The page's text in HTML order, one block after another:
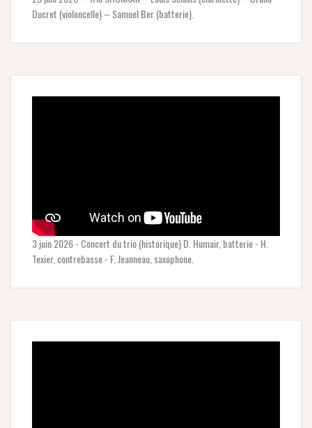
Ducret (violoncelle) – Samuel Ber (batterie).
3 juin 2026 - Concert du trio (historique) D. Humair, batterie - H.
Texier, contrebasse - F. Jeanneau, saxophone.